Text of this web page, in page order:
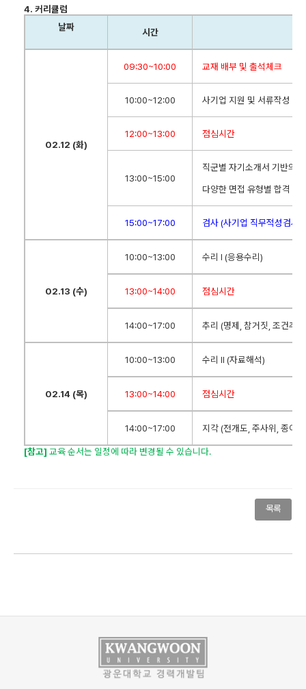
4. 커리큘럼
날짜
시간
02.12 (화)
09:30~10:00 교재 배부 및 출석체크
10:00~12:00 사기업 지원 및 서류작성 전
12:00~13:00 점심시간
13:00~15:00
직군별 자기소개서 기반의
다양한 면접 유형별 합격 전
15:00~17:00 검사 (사기업 직무적성검사
02.13 (수)
10:00~13:00 수리 Ⅰ (응용수리)
13:00~14:00 점심시간
14:00~17:00 추리 (명제, 참거짓, 조건추
02.14 (목)
10:00~13:00 수리 Ⅱ (자료해석)
13:00~14:00 점심시간
14:00~17:00 지각 (전개도, 주사위, 종이
[참고] 교육 순서는 일정에 따라 변경될 수 있습니다.
목록